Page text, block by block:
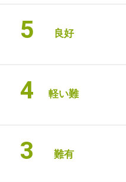
5 良好
4 軽い難
3 難有